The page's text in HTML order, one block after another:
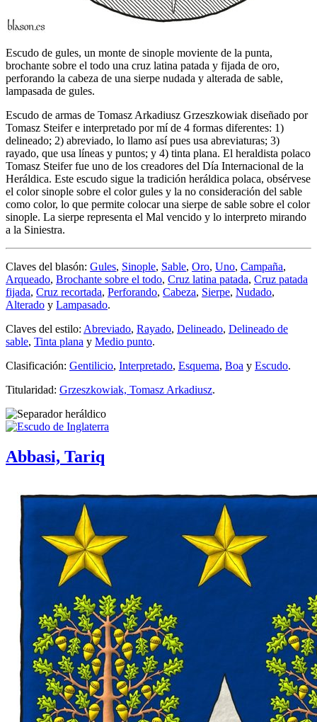
Escudo de gules, un monte de sinople moviente de la punta,
brochante sobre el todo una cruz latina patada y fijada de oro,
perforando la cabeza de una sierpe nudada y alterada de sable,
lampasada de gules.
Escudo de armas de Tomasz Arkadiusz Grzeszkowiak diseñado por
Tomasz Steifer e interpretado por mí de 4 formas diferentes: 1)
delineado; 2) abreviado, lo llamo así pues usa abreviaturas; 3)
rayado, que usa líneas y puntos; y 4) tinta plana. El heraldista polaco
Tomasz Steifer fue uno de los creadores del Día Internacional de la
Heráldica. Este escudo sigue la tradición heráldica polaca, obsérvese
el color sinople sobre el color gules y la no consideración del sable
como color, lo que permite colocar una sierpe de sable sobre el color
sinople. La sierpe representa el Mal vencido y lo interpreto mirando
a la Siniestra.
Claves del blasón: Gules, Sinople, Sable, Oro, Uno, Campaña,
Arqueado, Brochante sobre el todo, Cruz latina patada, Cruz patada
fijada, Cruz recortada, Perforando, Cabeza, Sierpe, Nudado,
Alterado y Lampasado.
Claves del estilo: Abreviado, Rayado, Delineado, Delineado de
sable, Tinta plana y Medio punto.
Clasificación: Gentilicio, Interpretado, Esquema, Boa y Escudo.
Titularidad: Grzeszkowiak, Tomasz Arkadiusz.
Abbasi, Tariq